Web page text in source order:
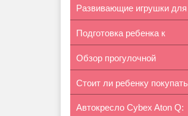
продюсерс...
Развивающие игрушки для
детей н...
Подготовка ребенка к
школе
Обзор прогулочной
коляски Peg-P...
Стоит ли ребенку покупать
планшет
Автокресло Cybex Aton Q: